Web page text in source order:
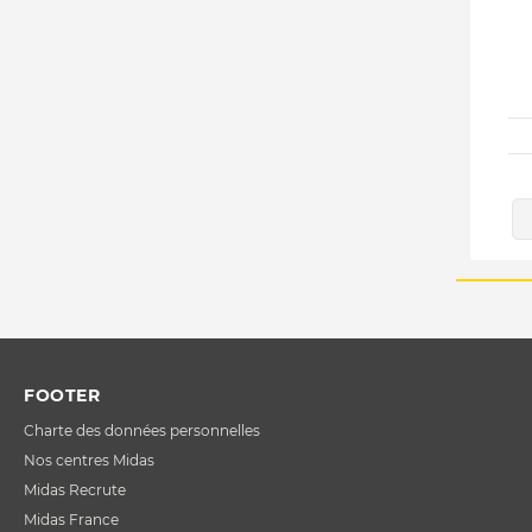
FOOTER
Charte des données personnelles
Nos centres Midas
Midas Recrute
Midas France